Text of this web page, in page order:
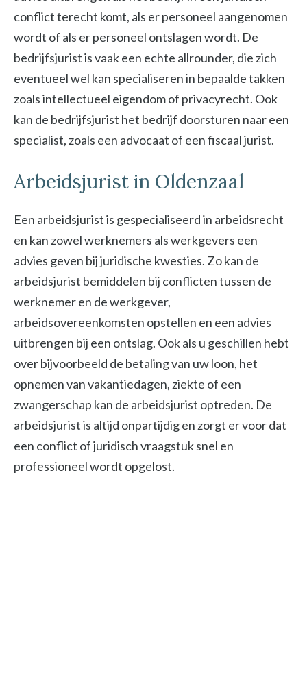
conflict terecht komt, als er personeel aangenomen
wordt of als er personeel ontslagen wordt. De
bedrijfsjurist is vaak een echte allrounder, die zich
eventueel wel kan specialiseren in bepaalde takken
zoals intellectueel eigendom of privacyrecht. Ook
kan de bedrijfsjurist het bedrijf doorsturen naar een
specialist, zoals een advocaat of een fiscaal jurist.
Arbeidsjurist in Oldenzaal
Een arbeidsjurist is gespecialiseerd in arbeidsrecht
en kan zowel werknemers als werkgevers een
advies geven bij juridische kwesties. Zo kan de
arbeidsjurist bemiddelen bij conflicten tussen de
werknemer en de werkgever,
arbeidsovereenkomsten opstellen en een advies
uitbrengen bij een ontslag. Ook als u geschillen hebt
over bijvoorbeeld de betaling van uw loon, het
opnemen van vakantiedagen, ziekte of een
zwangerschap kan de arbeidsjurist optreden. De
arbeidsjurist is altijd onpartijdig en zorgt er voor dat
een conflict of juridisch vraagstuk snel en
professioneel wordt opgelost.